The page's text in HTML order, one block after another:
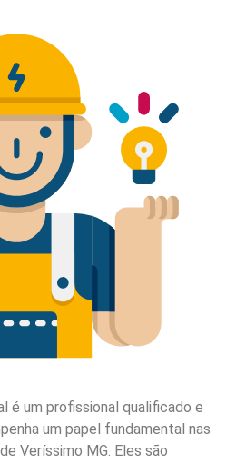
é um profissional qualificado e
um papel fundamental nas
Veríssimo MG. Eles são